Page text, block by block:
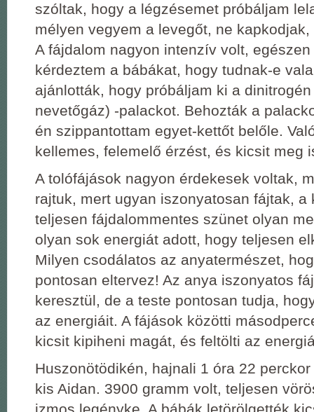
szóltak, hogy a légzésemet próbáljam
mélyen vegyem a levegőt, ne
A fájdalom nagyon intenzív volt,
kérdeztem a bábákat, hogy tudnak-e
ajánlották, hogy próbáljam ki a
nevetőgáz) -palackot. Behozták a
én szippantottam egyet-kettőt belőle.
kellemes, felemelő érzést, és kicsit meg
A tolófájások nagyon érdekesek voltak,
rajtuk, mert ugyan iszonyatosan fájtak, a
teljesen fájdalommentes szünet olyan
olyan sok energiát adott, hogy teljesen
Milyen csodálatos az anyatermészet,
pontosan eltervez! Az anya iszonyatos
keresztül, de a teste pontosan tudja,
az energiáit. A fájások közötti
kicsit kipiheni magát, és feltölti az
Huszonötödikén, hajnali 1 óra 22
kis Aidan. 3900 gramm volt, teljesen